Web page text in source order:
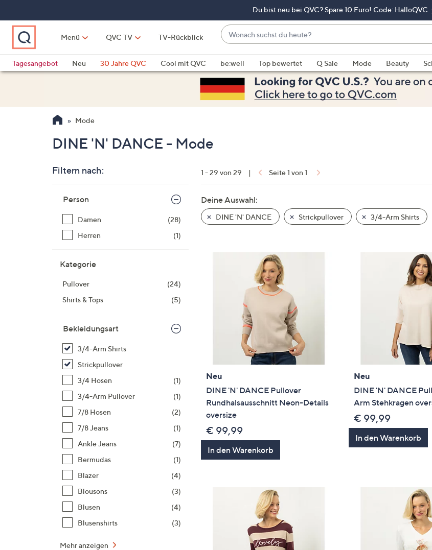
springen
Du bist neu bei QVC? Spare 10 Euro! Code: HalloQVC
Menü QVC TV TV-Rückblick
Wonach
suchst
du
heute?
Vorschläge
verfügbar
sind,
verwenden
und
unten
oder
wischen
rechts,
anzuzeigen.
Tagesangebot
Neu 30 Jahre QVC Cool mit QVC be:well Top bewertet Q Sale Mode Beauty
Mode
DINE 'N' DANCE - Mode
Filtern nach:
Produktliste
Person
Damen
(28)
Herren
(1)
Kategorie
Pullover
(24)
Shirts & Tops
(5)
Bekleidungsart
3/4-Arm Shirts
Strickpullover
3/4 Hosen
(1)
3/4-Arm Pullover
(1)
7/8 Hosen
(2)
7/8 Jeans
(1)
Ankle Jeans
(7)
Bermudas
(1)
Blazer
(4)
Blousons
(3)
Blusen
(4)
Blusenshirts
(3)
Mehr anzeigen
1 - 29 von 29 | Seite 1 von 1
Deine Auswahl:
DINE 'N' DANCE Strickpullover 3/4-Arm Shirts
Neu
DINE 'N' DANCE Pullover
Rundhalsausschnitt Neon-Details
oversize
€ 99,99
In den Warenkorb
Neu
DINE 'N' DANCE
Arm Stehkragen
€ 99,99
In den Warenkorb